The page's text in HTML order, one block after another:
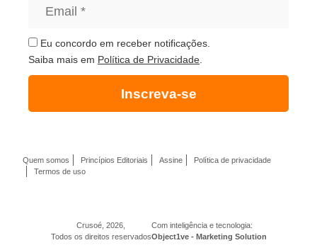
Eu concordo em receber notificações.
Saiba mais em Política de Privacidade.
Inscreva-se
Crusoé, 2026,
Todos os direitos reservados
Com inteligência e tecnologia:
Object1ve - Marketing Solution
Quem somos Princípios Editoriais Assine
Política de privacidade
Termos de uso